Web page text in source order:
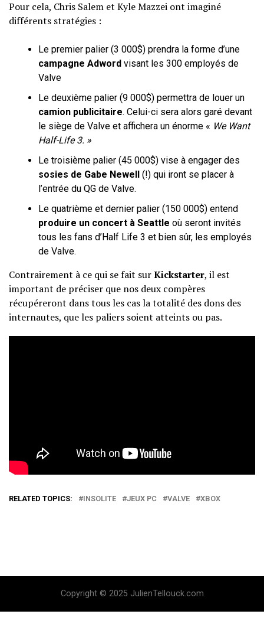
Pour cela, Chris Salem et Kyle Mazzei ont imaginé
différents stratégies :
Le premier palier (3 000$) prendra la forme d’une
campagne Adword visant les 300 employés de
Valve
Le deuxième palier (9 000$) permettra de louer un
camion publicitaire. Celui-ci sera alors garé devant
le siège de Valve et affichera un énorme « We Want
Half-Life 3. »
Le troisième palier (45 000$) vise à engager des
sosies de Gabe Newell (!) qui iront se placer à
l’entrée du QG de Valve.
Le quatrième et dernier palier (150 000$) entend
produire un concert à Seattle où seront invités
tous les fans d’Half Life 3 et bien sûr, les employés
de Valve.
Contrairement à ce qui se fait surKickstarter, il est
important de préciser que nos deux compères
récupéreront dans tous les cas la totalité des dons des
internautes, que les paliers soient atteints ou pas.
RELATED TOPICS: INSOLITE JEUX PC VALVE XBOX
Copyright © 2025 JulienTellouck.com